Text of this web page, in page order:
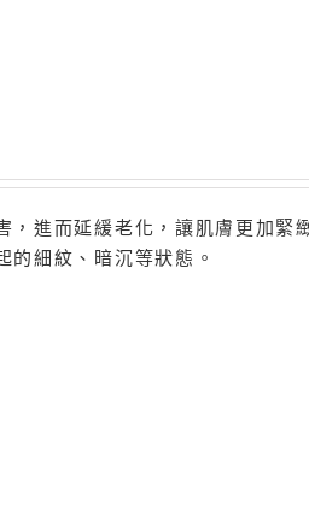
進而延緩老化，讓肌膚更加緊
細紋、暗沉等狀態。